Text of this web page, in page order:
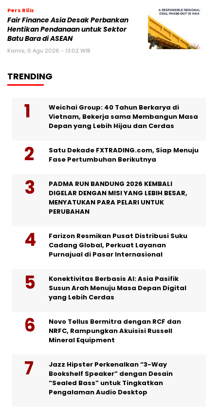
Pers Rilis
Fair Finance Asia Desak Perbankan
Hentikan Pendanaan untuk Sektor
Batu Bara di ASEAN
Kamis, 6 Agu 2026 - 13:02 WIB
TRENDING
Weichai Group: 40 Tahun Berkarya di
Vietnam, Bekerja sama Membangun Masa
Depan yang Lebih Hijau dan Cerdas
Satu Dekade FXTRADING.com, Siap Menuju
Fase Pertumbuhan Berikutnya
PADMA RUN BANDUNG 2026 KEMBALI
DIGELAR DENGAN MISI YANG LEBIH BESAR,
MENYATUKAN PARA PELARI UNTUK
PERUBAHAN
Farizon Resmikan Pusat Distribusi Suku
Cadang Global, Perkuat Layanan
Purnajual di Pasar Internasional
Konektivitas Berbasis AI: Asia Pasifik
Susun Arah Menuju Masa Depan Digital
yang Lebih Cerdas
Novo Tellus Bermitra dengan RCF dan
NRFC, Rampungkan Akuisisi Russell
Mineral Equipment
Jazz Hipster Perkenalkan “3-Way
Bookshelf Speaker” dengan Desain
“Sealed Bass” untuk Tingkatkan
Pengalaman Audio Desktop